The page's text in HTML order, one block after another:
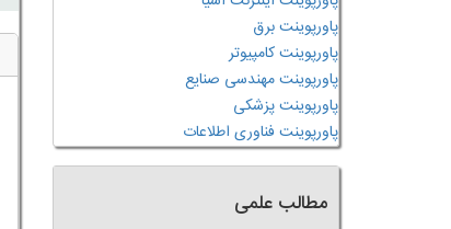
پاورپوینت برق
پاورپوینت کامپیوتر
پاورپوینت مهندسی صنایع
پاورپوینت پزشکی
پاورپوینت فناوری اطلاعات
مطالب علمی